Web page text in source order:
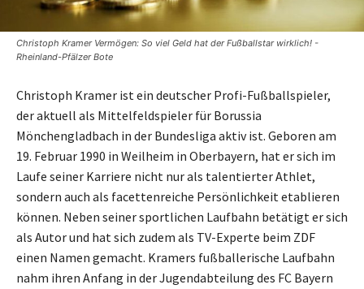
Christoph Kramer Vermögen: So viel Geld hat der Fußballstar wirklich! -
Rheinland-Pfälzer Bote
Christoph Kramer ist ein deutscher Profi-Fußballspieler,
der aktuell als Mittelfeldspieler für Borussia
Mönchengladbach in der Bundesliga aktiv ist. Geboren am
19. Februar 1990 in Weilheim in Oberbayern, hat er sich im
Laufe seiner Karriere nicht nur als talentierter Athlet,
sondern auch als facettenreiche Persönlichkeit etablieren
können. Neben seiner sportlichen Laufbahn betätigt er sich
als Autor und hat sich zudem als TV-Experte beim ZDF
einen Namen gemacht. Kramers fußballerische Laufbahn
nahm ihren Anfang in der Jugendabteilung des FC Bayern